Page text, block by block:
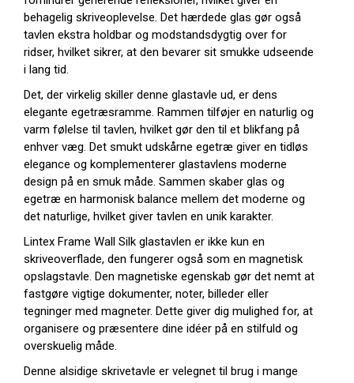
behagelig skriveoplevelse. Det hærdede glas gør også
tavlen ekstra holdbar og modstandsdygtig over for
ridser, hvilket sikrer, at den bevarer sit smukke udseende
i lang tid.
Det, der virkelig skiller denne glastavle ud, er dens
elegante egetræsramme. Rammen tilføjer en naturlig og
varm følelse til tavlen, hvilket gør den til et blikfang på
enhver væg. Det smukt udskårne egetræ giver en tidløs
elegance og komplementerer glastavlens moderne
design på en smuk måde. Sammen skaber glas og
egetræ en harmonisk balance mellem det moderne og
det naturlige, hvilket giver tavlen en unik karakter.
Lintex Frame Wall Silk glastavlen er ikke kun en
skriveoverflade, den fungerer også som en magnetisk
opslagstavle. Den magnetiske egenskab gør det nemt at
fastgøre vigtige dokumenter, noter, billeder eller
tegninger med magneter. Dette giver dig mulighed for, at
organisere og præsentere dine idéer på en stilfuld og
overskuelig måde.
Denne alsidige skrivetavle er velegnet til brug i mange